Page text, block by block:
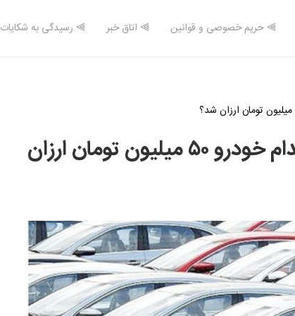
⫸ حریم خصوصی و قوانین ⫸ اتاق خبر ⫸ رسیدگی به شکایات
قیمت خودرو امروز ۲۱ آبان ۱۴۰۳/ کدام خودرو ۵۰ میلیون تومان ارزان